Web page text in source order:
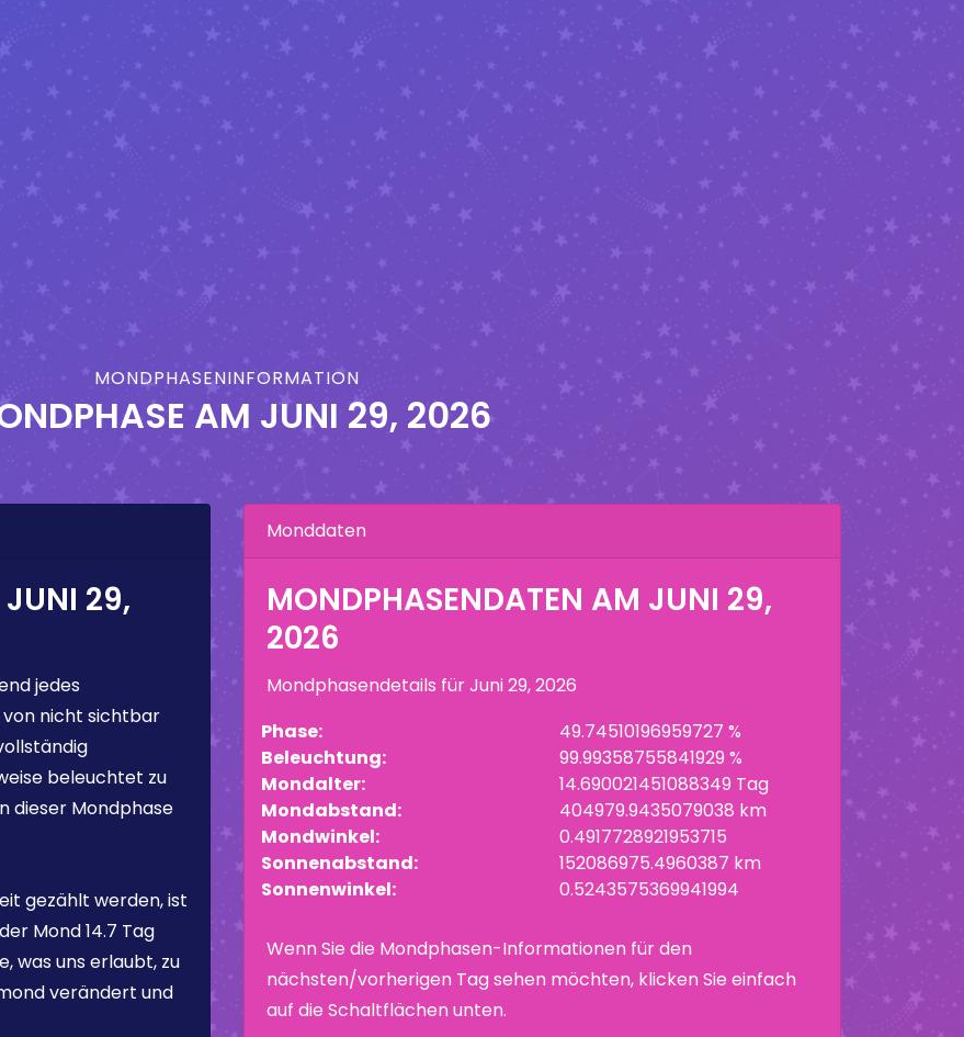
MONDPHASENINFORMATION
AM JUNI 29, 2026
JUNI 29,
jedes
von nicht sichtbar
beleuchtet zu
dieser Mondphase
gezählt werden, ist
Mond14.7 Tag
was uns erlaubt, zu
verändert und
Monddaten
MONDPHASENDATEN AM JUNI 29,
2026
Mondphasendetails fürJuni 29, 2026
Phase:
49.74510196959727 %
Beleuchtung:
99.99358755841929 %
Mondalter:
14.690021451088349 Tag
Mondabstand:
404979.9435079038 km
Mondwinkel:
0.4917728921953715
Sonnenabstand:
152086975.4960387 km
Sonnenwinkel:
0.5243575369941994
Wenn Sie die Mondphasen-Informationen für den
nächsten/vorherigen Tag sehen möchten, klicken Sie einfach
auf die Schaltflächen unten.